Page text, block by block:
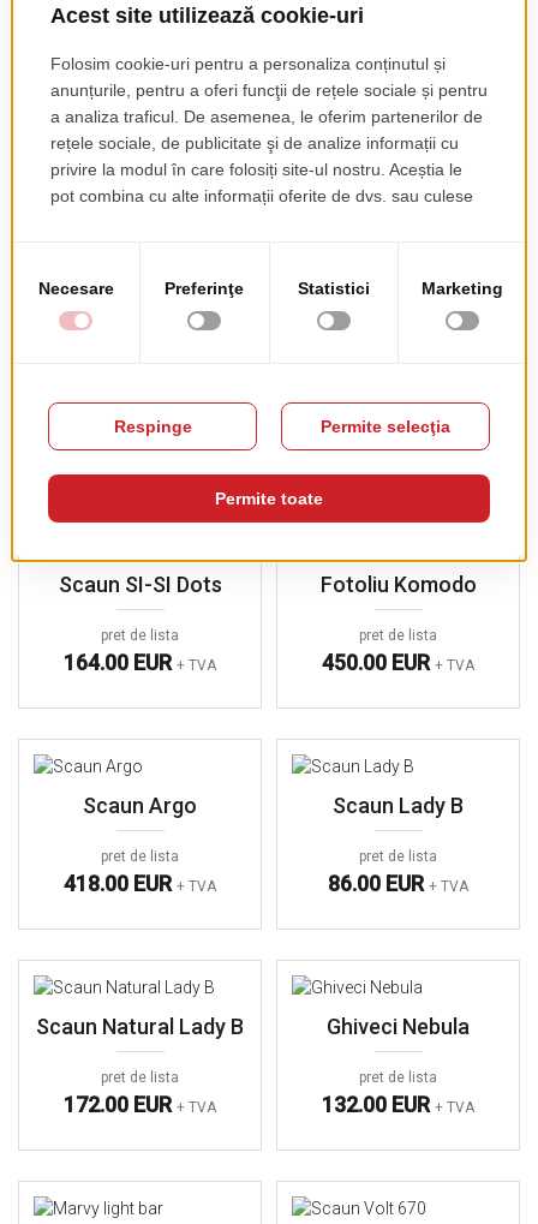
Scaun Air XL
pret de lista
Blat Compact Neo,
Decor Grey
Scaun SI-SI Dots
pret de lista
164.00 EUR + TVA
Fotoliu Komodo
pret de lista
450.00 EUR + TVA
Scaun Argo
pret de lista
418.00 EUR + TVA
Scaun Lady B
pret de lista
86.00 EUR + TVA
Scaun Natural Lady B
pret de lista
172.00 EUR + TVA
Ghiveci Nebula
pret de lista
132.00 EUR + TVA